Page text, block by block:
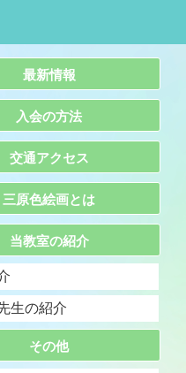
最新情報
入会の方法
交通アクセス
三原色絵画とは
当教室の紹介
生の紹介
その他